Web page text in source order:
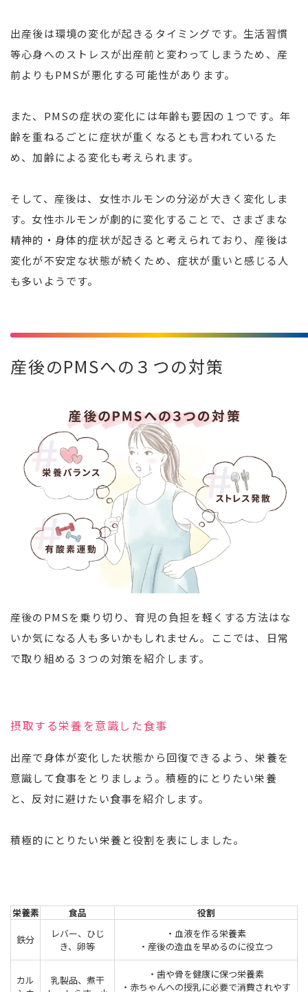
出産後は環境の変化が起きるタイミングです。生活習慣
等心身へのストレスが出産前と変わってしまうため、産
前よりもPMSが悪化する可能性があります。
また、PMSの症状の変化には年齢も要因の１つです。年
齢を重ねるごとに症状が重くなるとも言われているた
め、加齢による変化も考えられます。
そして、産後は、女性ホルモンの分泌が大きく変化しま
す。女性ホルモンが劇的に変化することで、さまざまな
精神的・身体的症状が起きると考えられており、産後は
変化が不安定な状態が続くため、症状が重いと感じる人
も多いようです。
産後のPMSへの３つの対策
産後のPMSを乗り切り、育児の負担を軽くする方法はな
いか気になる人も多いかもしれません。ここでは、日常
で取り組める３つの対策を紹介します。
摂取する栄養を意識した食事
出産で身体が変化した状態から回復できるよう、栄養を
意識して食事をとりましょう。積極的にとりたい栄養
と、反対に避けたい食事を紹介します。
積極的にとりたい栄養と役割を表にしました。
栄養素 食品 役割
鉄分
レバー、ひじ
き、卵等
・血液を作る栄養素
・産後の造血を早めるのに役立つ
カル
乳製品、煮干
・歯や骨を健康に保つ栄養素
・赤ちゃんへの授乳に必要で消費されやす